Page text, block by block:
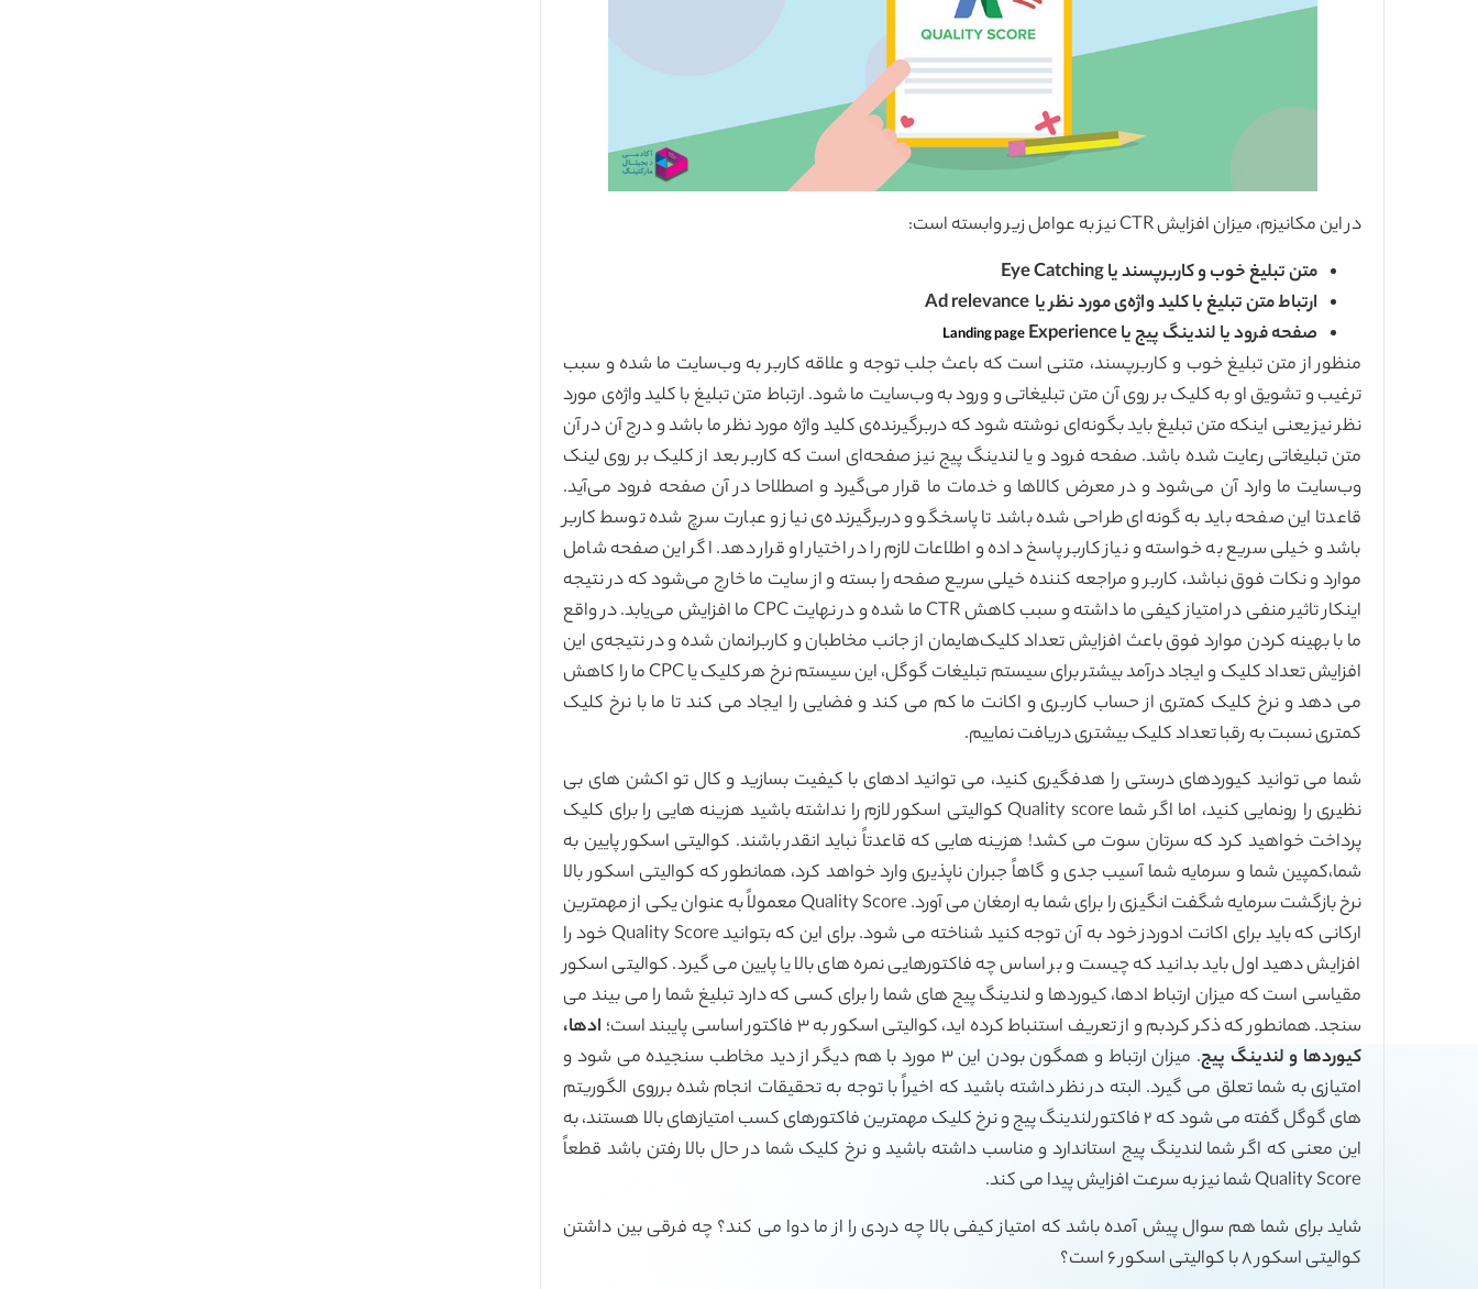
در این مکانیزم، میزان افزایش CTR نیز به عوامل زیر وابسته است:
متن تبلیغ خوب و کاربرپسند یا Eye Catching
ارتباط متن تبلیغ با کلید واژه‌ی مورد نظر یا Ad relevance
صفحه فرود یا لندینگ پیج یا
Landing pageExperience
منظور از متن تبلیغ خوب و کاربرپسند، متنی است که باعث جلب توجه و علاقه کاربر به وب‌سایت ما شده و سبب
ترغیب و تشویق او به کلیک بر روی آن متن تبلیغاتی و ورود به وب‌سایت ما شود. ارتباط متن تبلیغ با کلید واژه‌ی مورد
نظر نیز یعنی اینکه متن تبلیغ باید بگونه‌ای نوشته شود که دربرگیرنده‌ی کلید واژه مورد نظر ما باشد و درج آن در آن
متن تبلیغاتی رعایت شده باشد. صفحه فرود و یا لندینگ پیج نیز صفحه‌ای است که کاربر بعد از کلیک بر روی لینک
وب‌سایت ما وارد آن می‌شود و در معرض کالاها و خدمات ما قرار می‌گیرد و اصطلاحا در آن صفحه فرود می‌آید.
قاعدتا این صفحه باید به گونه‌ای طراحی شده باشد تا پاسخگو و دربرگیرنده‌ی نیاز و عبارت سرچ شده توسط کاربر
باشد و خیلی سریع به خواسته و نیاز کاربر پاسخ داده و اطلاعات لازم را در اختیار او قرار دهد. اگر این صفحه شامل
موارد و نکات فوق نباشد، کاربر و مراجعه کننده خیلی سریع صفحه را بسته و از سایت ما خارج می‌شود که در نتیجه
اینکار تاثیر منفی در امتیاز کیفی ما داشته و سبب کاهش CTR ما شده و در نهایت CPC ما افزایش می‌یابد. در واقع
ما با بهینه کردن موارد فوق باعث افزایش تعداد کلیک‌هایمان از جانب مخاطبان و کاربرانمان شده و در نتیجه‌ی این
افزایش تعداد کلیک و ایجاد درآمد بیشتر برای سیستم تبلیغات گوگل، این سیستم نرخ هر کلیک یا CPC ما را کاهش
می دهد و نرخ کلیک کمتری از حساب کاربری و اکانت ما کم می کند و فضایی را ایجاد می کند تا ما با نرخ کلیک
کمتری نسبت به رقبا تعداد کلیک بیشتری دریافت نماییم.
شما می توانید کیوردهای درستی را هدفگیری کنید، می توانید ادهای با کیفیت بسازید و کال تو اکشن های بی
نظیری را رونمایی کنید،‌ اما اگر شما Quality score کوالیتی اسکور لازم را نداشته باشید هزینه هایی را برای کلیک
پرداخت خواهید کرد که سرتان سوت می کشد! هزینه هایی که قاعدتاً نباید انقدر باشند. کوالیتی اسکور پایین به
شما،‌کمپین شما و سرمایه شما آسیب جدی و گاهاً جبران ناپذیری وارد خواهد کرد، همانطور که کوالیتی اسکور بالا
نرخ بازگشت سرمایه شگفت انگیزی را برای شما به ارمغان می آورد. Quality Score معمولاً به عنوان یکی از مهمترین
ارکانی که باید برای اکانت ادوردز خود به آن توجه کنید شناخته می شود. برای این که بتوانید Quality Score خود را
افزایش دهید اول باید بدانید که چیست و بر اساس چه فاکتورهایی نمره های بالا یا پایین می گیرد. کوالیتی اسکور
مقیاسی است که میزان ارتباط ادها، کیوردها و لندینگ پیج های شما را برای کسی که دارد تبلیغ شما را می بیند می
سنجد. همانطور که ذکر کردبم و از تعریف استنباط کرده اید،‌ کوالیتی اسکور به ۳ فاکتور اساسی پایبند است؛
ادها،
کیوردها و لندینگ پیج
. میزان ارتباط و همگون بودن این ۳ مورد با هم دیگر از دید مخاطب سنجیده می شود و
امتیازی به شما تعلق می گیرد. البته در نظر داشته باشید که اخیراً با توجه به تحقیقات انجام شده برروی الگوریتم
های گوگل گفته می شود که ۲ فاکتور لندینگ پیج و نرخ کلیک مهمترین فاکتورهای کسب امتیازهای بالا هستند، به
این معنی که اگر شما لندینگ پیج استاندارد و مناسب داشته باشید و نرخ کلیک شما در حال بالا رفتن باشد قطعاً
Quality Score شما نیز به سرعت افزایش پیدا می کند.
شاید برای شما هم سوال پیش آمده باشد که امتیاز کیفی بالا چه دردی را از ما دوا می کند؟ چه فرقی بین داشتن
کوالیتی اسکور ۸ با کوالیتی اسکور ۶ است؟